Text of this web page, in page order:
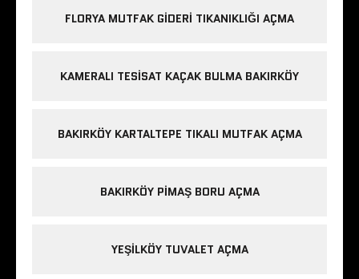
FLORYA MUTFAK GIDERI TIKANIKLIĞI AÇMA
KAMERALI TESISAT KAÇAK BULMA BAKIRKÖY
BAKIRKÖY KARTALTEPE TIKALI MUTFAK AÇMA
BAKIRKÖY PIMAŞ BORU AÇMA
YEŞILKÖY TUVALET AÇMA